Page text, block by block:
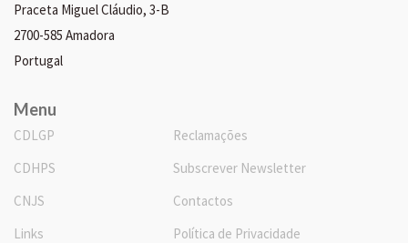
Praceta Miguel Cláudio, 3-B
2700-585 Amadora
Portugal
Menu
CDLGP
CDHPS
CNJS
Links
Reclamações
Subscrever Newsletter
Contactos
Política de Privacidade